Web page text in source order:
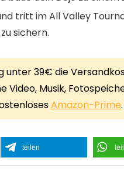
tritt im All Valley
sichern.
unter 39€ die
Musik,
Amazon-Prime.
teilen